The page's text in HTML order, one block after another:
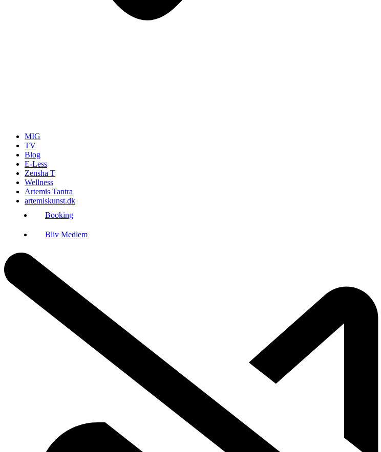
MIG
TV
Blog
E-Less
Zensha T
Wellness
Artemis Tantra
artemiskunst.dk
Booking
Bliv Medlem